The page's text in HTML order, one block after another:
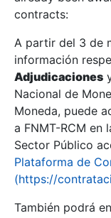
Show/Hide
Show/Hide
contracts:
A partir del 3 de
información
Adjudicaciones
Nacional de
Moneda, puede
a FNMT-RCM en
Sector Público
Plataforma de
(https://
También podrá